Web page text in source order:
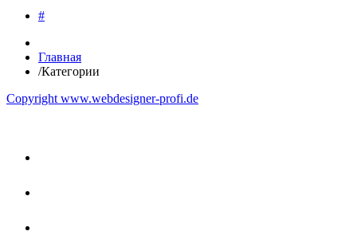
#
Главная
/Категории
Copyright www.webdesigner-profi.de